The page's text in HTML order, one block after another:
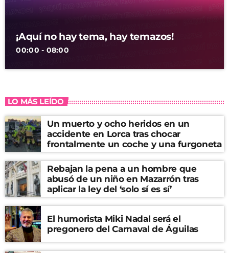
¡Aquí no hay tema, hay temazos!
00:00 - 08:00
LO MÁS LEÍDO
Un muerto y ocho heridos en un
accidente en Lorca tras chocar
frontalmente un coche y una furgoneta
Rebajan la pena a un hombre que
abusó de un niño en Mazarrón tras
aplicar la ley del ‘solo sí es sí’
El humorista Miki Nadal será el
pregonero del Carnaval de Águilas